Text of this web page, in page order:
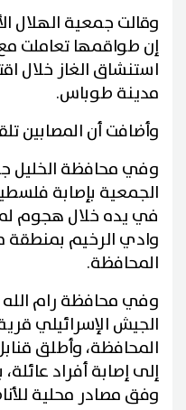
وقالت جمعية الهلال
استنشاق الغاز خلال
مدينة طوباس.
وأضافت أن المصابين
وفي محافظة الخليل
في يده خلال هجوم
وادي الرخيم بمنطقة
المحافظة.
وفي محافظة رام الله
الجيش الإسرائيلي
المحافظة، وأطلق
إلى إصابة أفراد
وفق مصادر محلية